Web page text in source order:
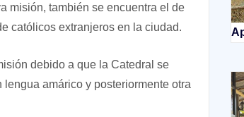
misión, también se encuentra el de
católicos extranjeros en la ciudad.
debido a que la Catedral se
amárico y posteriormente otra